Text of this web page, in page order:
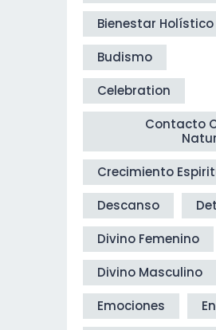
Bienestar Holístico
Budismo
Celebration
Contacto
Crecimiento
Descanso
Divino Femenino
Divino Masculino
Emociones